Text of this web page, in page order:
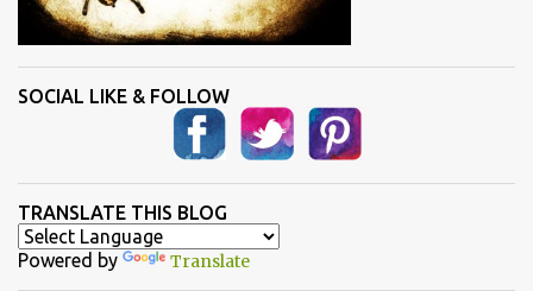
SOCIAL LIKE & FOLLOW
TRANSLATE THIS BLOG
Powered by Translate